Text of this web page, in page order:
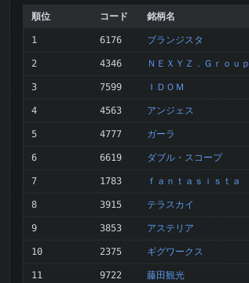
順位 コード 銘柄名
1 6176 ブランジスタ
2 4346 ＮＥＸＹＺ．Ｇｒｏｕｐ
3 7599 ＩＤＯＭ
4 4563 アンジェス
5 4777 ガーラ
6 6619 ダブル・スコープ
7 1783 ｆａｎｔａｓｉｓｔａ
8 3915 テラスカイ
9 3853 アステリア
10 2375 ギグワークス
11 9722 藤田観光